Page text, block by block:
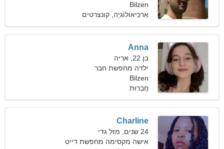
Bilzen
אַרכֵיאוֹלוֹגִיָה, קונצרטים
Anna
בן 22, אריה
ילדה מחפשת חבר
Bilzen
חֲבֵרוּת
Charline
24 שנים, מזל גדי
אישה מקסימה מחפשת דייט